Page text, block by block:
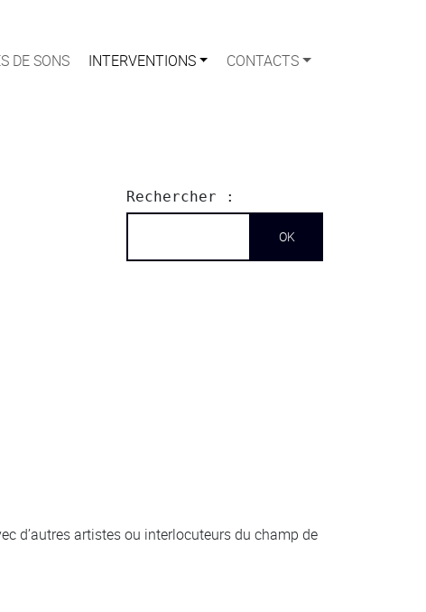
DE SONS INTERVENTIONS CONTACTS
Rechercher :
d’autres artistes ou interlocuteurs du champ de